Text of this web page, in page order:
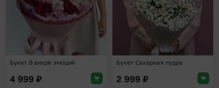
Букет В вихре эмоций
4 999 ₽
Букет Сахарная пудра
2 999 ₽